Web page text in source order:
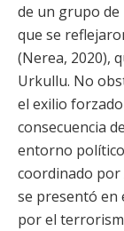
de un grupo
que se
(Nerea, 2020),
Urkullu. No
el exilio
consecuencia
entorno
coordinado por
se presentó en
por el